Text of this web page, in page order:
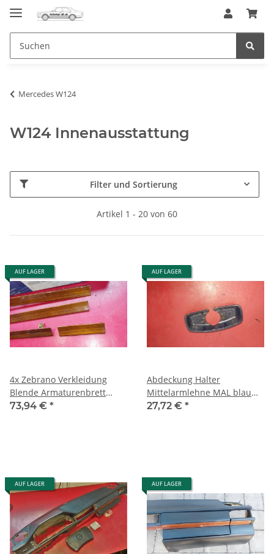
Mercedes W124
W124 Innenausstattung
Filter und Sortierung
Artikel 1 - 20 von 60
AUF LAGER
4x Zebrano Verkleidung
Blende Armaturenbrett
Mercedes W124 alle
73,94 € *
AUF LAGER
Abdeckung Halter
Mittelarmlehne MAL blau
Mercedes W202 W124
27,72 € *
AUF LAGER AUF LAGER